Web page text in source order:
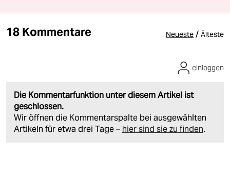
18 Kommentare Neueste / Älteste
Die Kommentarfunktion unter diesem Artikel ist
geschlossen.
Wir öffnen die Kommentarspalte bei ausgewählten
Artikeln für etwa drei Tage – hier sind sie zu finden.
einloggen